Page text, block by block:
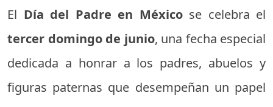
El Día del Padre en Méxicose celebra el
tercer domingo de junio, una fecha especial
dedicada a honrar a los padres, abuelos y
figuras paternas que desempeñan un papel